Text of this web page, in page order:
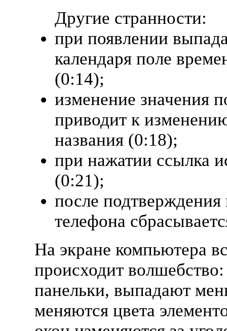
Другие странности:
при появлении
календаря поле
(0:14);
изменение значения
приводит к
названия (0:18);
при нажатии ссылка
(0:21);
после подтверждения
телефона
На экране компьютера
происходит
панельки, выпадают
меняются цвета